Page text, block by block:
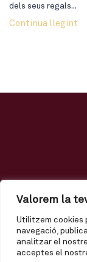
Valorem la
Utilitzem cookies
navegació,
analitzar el
acceptes el
dels seus regals...
Continua llegint
Regals
El meu
Política de